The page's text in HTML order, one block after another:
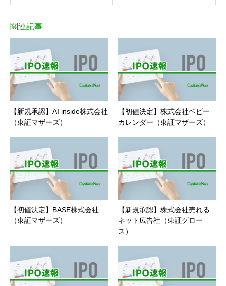
関連記事
【新規承認】AI inside株式会社
（東証マザーズ）
【初値決定】株式会社ベビー
カレンダー（東証マザーズ）
【初値決定】BASE株式会社
（東証マザーズ）
【新規承認】株式会社売れる
ネット広告社（東証グロー
ス）